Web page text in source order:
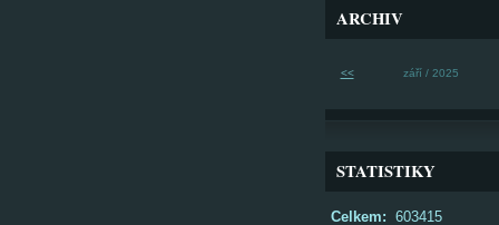
ARCHIV
<< září / 2025
STATISTIKY
Celkem: 603415